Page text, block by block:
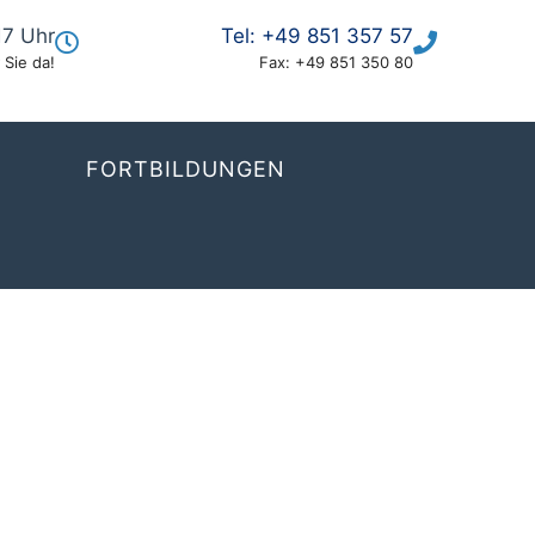
Uhr
da!
Tel: +49 851 357 57
Fax: +49 851 350 80
FORTBILDUNGEN